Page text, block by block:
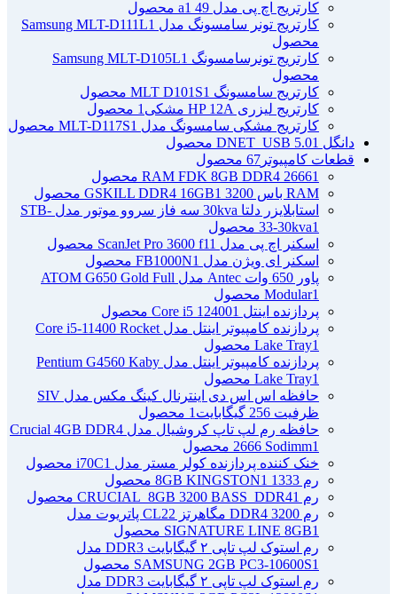
کارتریج اچ پی مدل 49 a
1 محصول
کارتریج تونر سامسونگ مدل Samsung MLT-D111L 1
محصول
کارتریج تونرسامسونگ Samsung MLT-D105L 1
محصول
کارتریج سامسونگ MLT D101S 1 محصول
کارتریج لیزری HP 12A مشکی
1 محصول
کارتریج مشکی سامسونگ مدل MLT-D117S 1 محصول
دانگل DNET_USB 5.0 1 محصول
قطعات کامپیوتر 67 محصول
RAM FDK 8GB DDR4 26661 محصول
RAM باس 3200 GSKILL DDR4 16GB
1 محصول
استابلایزر دلتا 30kva سه فاز سروو موتور مدل STB-
33-30kva1 محصول
اسکنر اچ پی مدل ScanJet Pro 3600 f1 1 محصول
اسکنر ای ویژن مدل FB1000N 1 محصول
پاور 650 وات Antec مدل ATOM G650 Gold Full
Modular1 محصول
پردازنده اینتل Core i5 12400 1 محصول
پردازنده کامپیوتر اینتل مدل Core i5-11400 Rocket
Lake Tray1 محصول
پردازنده کامپیوتر اینتل مدل Pentium G4560 Kaby
Lake Tray1 محصول
حافظه اس اس دی اینترنال کینگ مکس مدل SIV
ظرفیت 256 گیگابایت
1 محصول
حافظه رم لپ تاپ کروشیال مدل Crucial 4GB DDR4
2666 Sodimm1 محصول
خنک کننده پردازنده کولر مستر مدل i70C 1 محصول
رم 1333 8GB KINGSTON
1 محصول
رم CRUCIAL_8GB 3200 BASS_DDR4 1 محصول
رم DDR4 3200 مگاهرتز CL22 پاتریوت مدل
SIGNATURE LINE 8GB1 محصول
رم استوک لپ تاپی ۲ گیگابایت DDR3 مدل
SAMSUNG 2GB PC3-10600S1 محصول
رم استوک لپ تاپی ۲ گیگابایت DDR3 مدل